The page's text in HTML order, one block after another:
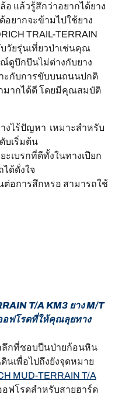
แล้วรู้สึกว่าอยากได้ยาง
อยากจะข้ามไปใช้ยาง
TRAIL-TERRAIN
วัยรุ่นเที่ยวป่าเช่นคุณ
ดูบึกบึนไม่ต่างกับยาง
าะกับการขับบนถนนปกติ
มากได้ดี โดยมีคุณสมบัติ
งไร้ปัญหา เหมาะสำหรับ
บเริ่มต้น
เบรกที่ดีทั้งในทางเปียก
ด้ดั่งใจ
อการสึกหรอ สามารถใช้
T/A KM3 ยาง M/T
อฟโรดที่ให้คุณลุยทาง
ลึกที่ชอบปีนป่ายก้อนหิน
นเพื่อไปถึงยังจุดหมาย
MUD-TERRAIN T/A
อฟโรดสำหรับสายฮาร์ด